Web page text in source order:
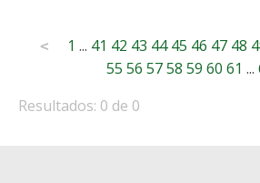
Posts
pagination
< 1 ... 41 42 43 44 45 46 47 48
55 56 57 58 59 60 61 ...
Resultados: 0 de 0